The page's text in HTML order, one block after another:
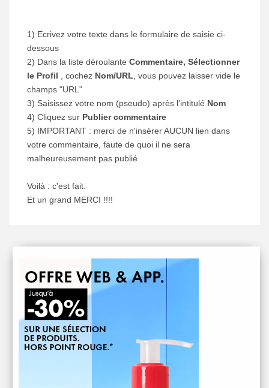
1) Ecrivez votre texte dans le formulaire de saisie ci-
dessous
2) Dans la liste déroulante Commentaire, Sélectionner
le Profil
, cochez Nom/URL , vous pouvez laisser vide le
champs "URL"
3) Saisissez votre nom (pseudo) après l'intitulé Nom
4) Cliquez sur Publier commentaire
5) IMPORTANT : merci de n'insérer AUCUN lien dans
votre commentaire, faute de quoi il ne sera
malheureusement pas publié
Voilà : c'est fait.
Et un grand MERCI !!!!